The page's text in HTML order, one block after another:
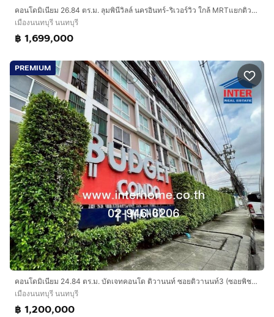
คอนโดมิเนียม 26.84 ตร.ม. ลุมพินีวิลล์ นครอินทร์-ริเวอร์วิว ใกล้ MRTแยกติวานนท์ ถนนกรุงเทพ-นนทบุรี ถนนนครอินทร์ ถนนติวานนท์ เมืองนนทบุรี
เมืองนนทบุรี นนทบุรี
฿ 1,699,000
PREMIUM
คอนโดมิเนียม 24.84 ตร.ม. บัดเจทคอนโด ติวานนท์ ซอยติวานนท์3 (ซอยพิชยนันท์1) ถนนพระราม5 ถนนติวานนท์ ถนนประชาราษฏร์ เมืองนนทบุรี นนทบุรี
เมืองนนทบุรี นนทบุรี
฿ 1,200,000